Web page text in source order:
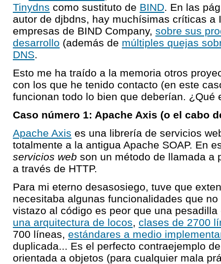
Tinydns como sustituto de BIND. En las
autor de djbdns, hay muchísimas críticas a
empresas de BIND Company, sobre sus
desarrollo (además de múltiples quejas
DNS.
Esto me ha traído a la memoria otros
con los que he tenido contacto (en este
funcionan todo lo bien que deberían. ¿Qué
Caso número 1: Apache Axis (o el cabo
Apache Axis es una librería de servicios
totalmente a la antigua Apache SOAP. En
servicios web son un método de llamada a
a través de HTTP.
Para mi eterno desasosiego, tuve que
necesitaba algunas funcionalidades que
vistazo al código es peor que una
una arquitectura de locos, clases de 2700
700 líneas, estándares a medio
duplicada... Es el perfecto contraejemplo
orientada a objetos (para cualquier mala